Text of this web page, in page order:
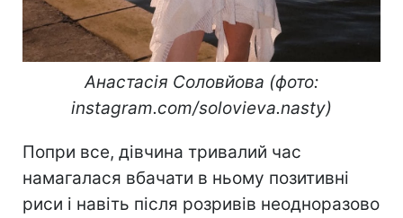
Анастасія Соловйова (фото:
instagram.com/solovieva.nasty)
Попри все, дівчина тривалий час
намагалася вбачати в ньому позитивні
риси і навіть після розривів неодноразово